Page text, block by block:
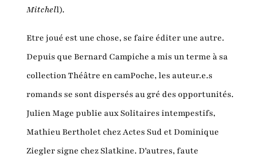
Mitchell).
Etre joué est une chose, se faire éditer une autre.
Depuis que Bernard Campiche a mis un terme à sa
collection Théâtre en camPoche, les auteur.e.s
romands se sont dispersés au gré des opportunités.
Julien Mage publie aux Solitaires intempestifs,
Mathieu Bertholet chez Actes Sud et Dominique
Ziegler signe chez Slatkine. D'autres, faute